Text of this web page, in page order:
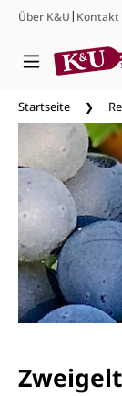
Zum
Über K&U| Kontakt
Startseite
Zweigelt